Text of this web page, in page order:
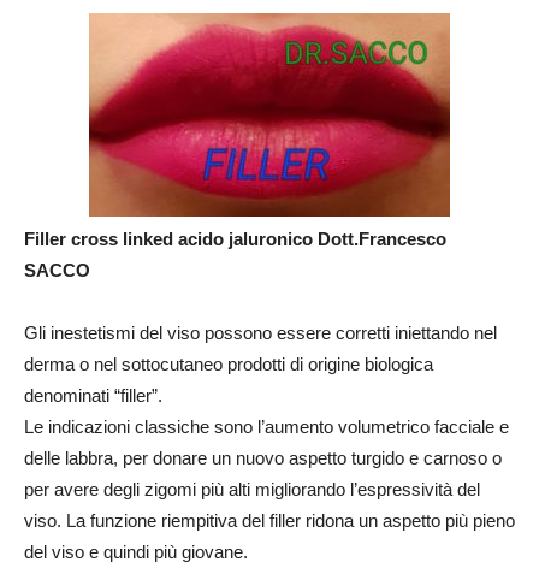
Filler cross linked acido jaluronico Dott.Francesco
SACCO
Gli inestetismi del viso possono essere corretti iniettando nel
derma o nel sottocutaneo prodotti di origine biologica
denominati “filler”.
Le indicazioni classiche sono l’aumento volumetrico facciale e
delle labbra, per donare un nuovo aspetto turgido e carnoso o
per avere degli zigomi più alti migliorando l’espressività del
viso. La funzione riempitiva del filler ridona un aspetto più pieno
del viso e quindi più giovane.